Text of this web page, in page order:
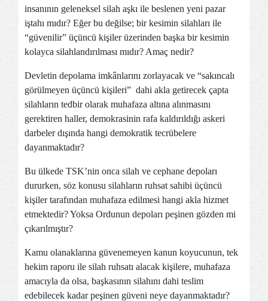
insanının geleneksel silah aşkı ile beslenen yeni pazar
iştahı mıdır? Eğer bu değilse; bir kesimin silahları ile
“güvenilir” üçüncü kişiler üzerinden başka bir kesimin
kolayca silahlandırılması mıdır? Amaç nedir?
Devletin depolama imkânlarını zorlayacak ve “sakıncalı
görülmeyen üçüncü kişileri” dahi akla getirecek çapta
silahların tedbir olarak muhafaza altına alınmasını
gerektiren haller, demokrasinin rafa kaldırıldığı askeri
darbeler dışında hangi demokratik tecrübelere
dayanmaktadır?
Bu ülkede TSK’nin onca silah ve cephane depoları
dururken, söz konusu silahların ruhsat sahibi üçüncü
kişiler tarafından muhafaza edilmesi hangi akla hizmet
etmektedir? Yoksa Ordunun depoları peşinen gözden mi
çıkarılmıştır?
Kamu olanaklarına güvenemeyen kanun koyucunun, tek
hekim raporu ile silah ruhsatı alacak kişilere, muhafaza
amacıyla da olsa, başkasının silahını dahi teslim
edebilecek kadar peşinen güveni neye dayanmaktadır?